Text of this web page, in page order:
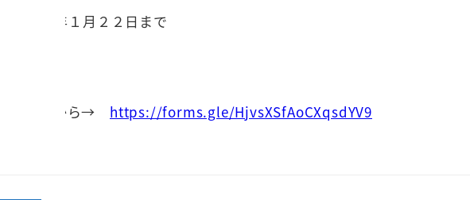
２１年１月２２日まで
はこちらから→ https://forms.gle/HjvsXSfAoCXqsdYV9